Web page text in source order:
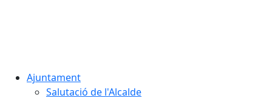
Ajuntament
Salutació de l'Alcalde